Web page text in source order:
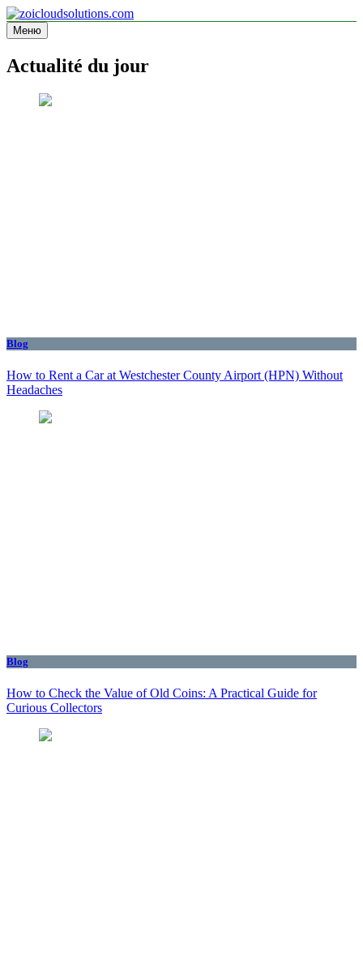
Перейти
к
содержимому
zoicloudsolutions.com
Меню
Actualité du jour
Blog
How to Rent a Car at Westchester County Airport (HPN) Without
Headaches
Blog
How to Check the Value of Old Coins: A Practical Guide for
Curious Collectors